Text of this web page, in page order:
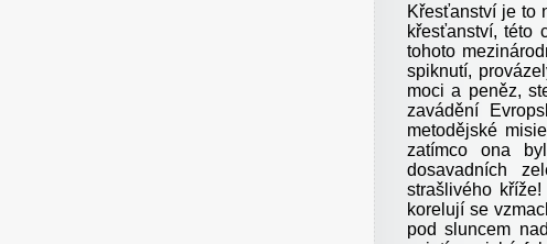
Křesťanství je to
křesťanství, této
tohoto
spiknutí,
moci a peněz,
zavádění
metodějské
zatímco ona
dosavadních
strašlivého
korelují se
pod sluncem